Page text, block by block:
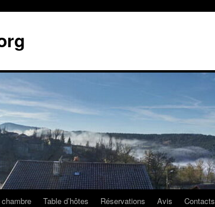
chambre Table d’hôtes Réservations Avis Contacts